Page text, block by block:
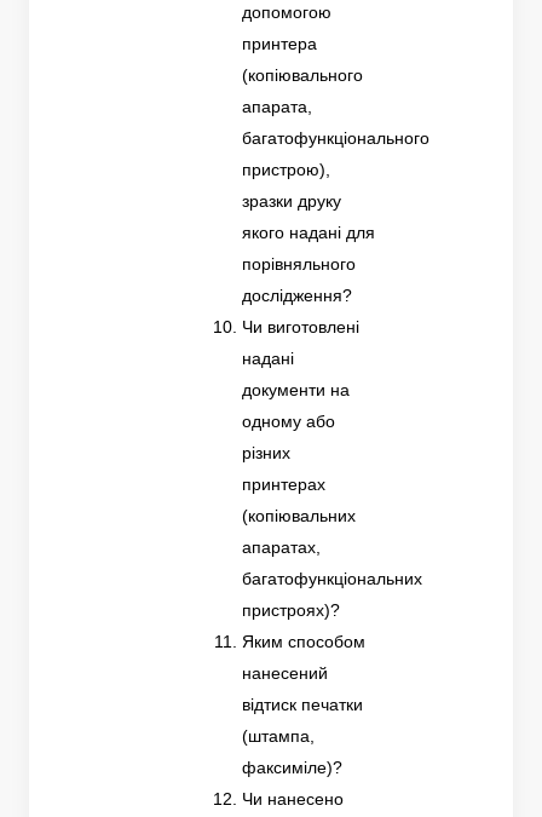
допомогою
принтера
(копіювального
апарата,
багатофункціонального
пристрою),
зразки друку
якого надані для
порівняльного
дослідження?
Чи виготовлені
надані
документи на
одному або
різних
принтерах
(копіювальних
апаратах,
багатофункціональних
пристроях)?
Яким способом
нанесений
відтиск печатки
(штампа,
факсиміле)?
Чи нанесено